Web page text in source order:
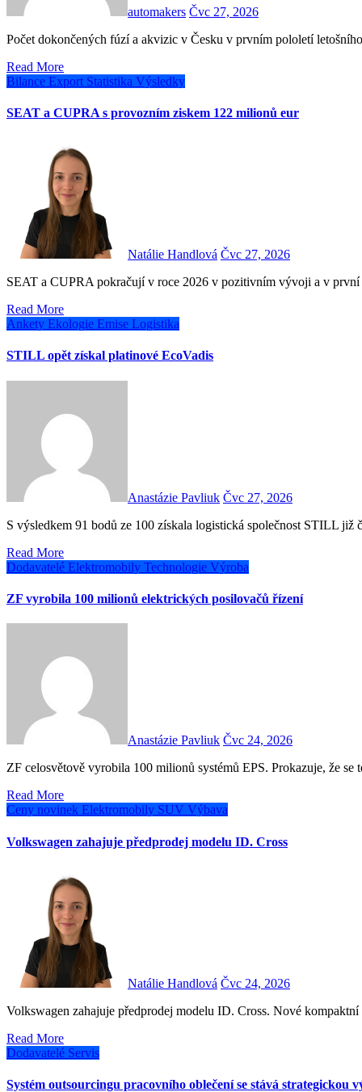
automakers Čvc 27, 2026
Počet dokončených fúzí a akvizic v Česku v prvním pololetí
Read More
Bilance Export Statistika Výsledky
SEAT a CUPRA s provozním ziskem 122 milionů eur
Natálie Handlová Čvc 27, 2026
SEAT a CUPRA pokračují v roce 2026 v pozitivním vývoji a v
Read More
Ankety Ekologie Emise Logistika
STILL opět získal platinové EcoVadis
Anastázie Pavliuk Čvc 27, 2026
S výsledkem 91 bodů ze 100 získala logistická společnost STILL
Read More
Dodavatelé Elektromobily Technologie Výroba
ZF vyrobila 100 milionů elektrických posilovačů řízení
Anastázie Pavliuk Čvc 24, 2026
ZF celosvětově vyrobila 100 milionů systémů EPS. Prokazuje, že
Read More
Ceny novinek Elektromobily SUV Výbava
Volkswagen zahajuje předprodej modelu ID. Cross
Natálie Handlová Čvc 24, 2026
Volkswagen zahajuje předprodej modelu ID. Cross. Nové
Read More
Dodavatelé Servis
Systém outsourcingu pracovního oblečení se stává strategickou